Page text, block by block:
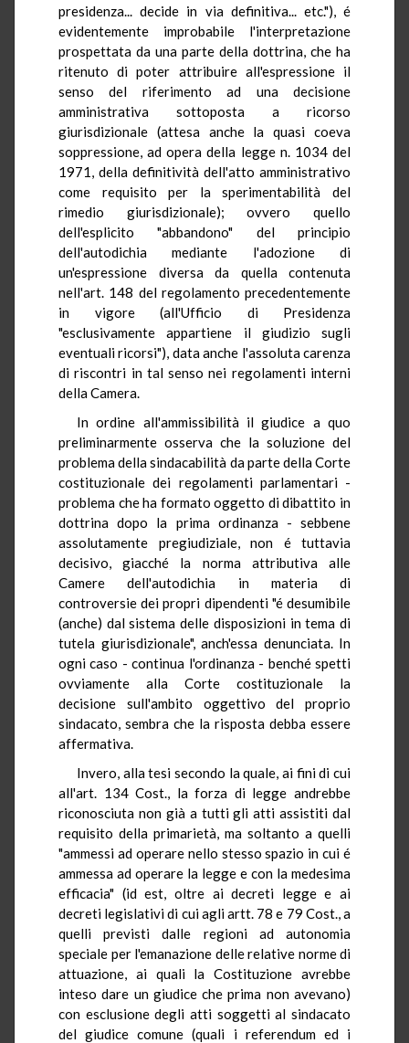
presidenza... decide in via definitiva... etc."), é
evidentemente improbabile l'interpretazione
prospettata da una parte della dottrina, che ha
ritenuto di poter attribuire all'espressione il
senso del riferimento ad una decisione
amministrativa sottoposta a ricorso
giurisdizionale (attesa anche la quasi coeva
soppressione, ad opera della legge n. 1034 del
1971, della definitività dell'atto amministrativo
come requisito per la sperimentabilità del
rimedio giurisdizionale); ovvero quello
dell'esplicito "abbandono" del principio
dell'autodichia mediante l'adozione di
un'espressione diversa da quella contenuta
nell'art. 148 del regolamento precedentemente
in vigore (all'Ufficio di Presidenza
"esclusivamente appartiene il giudizio sugli
eventuali ricorsi"), data anche l'assoluta carenza
di riscontri in tal senso nei regolamenti interni
della Camera.
In ordine all'ammissibilità il giudice a quo
preliminarmente osserva che la soluzione del
problema della sindacabilità da parte della Corte
costituzionale dei regolamenti parlamentari -
problema che ha formato oggetto di dibattito in
dottrina dopo la prima ordinanza - sebbene
assolutamente pregiudiziale, non é tuttavia
decisivo, giacché la norma attributiva alle
Camere dell'autodichia in materia di
controversie dei propri dipendenti "é desumibile
(anche) dal sistema delle disposizioni in tema di
tutela giurisdizionale", anch'essa denunciata. In
ogni caso - continua l'ordinanza - benché spetti
ovviamente alla Corte costituzionale la
decisione sull'ambito oggettivo del proprio
sindacato, sembra che la risposta debba essere
affermativa.
Invero, alla tesi secondo la quale, ai fini di cui
all'art. 134 Cost., la forza di legge andrebbe
riconosciuta non già a tutti gli atti assistiti dal
requisito della primarietà, ma soltanto a quelli
"ammessi ad operare nello stesso spazio in cui é
ammessa ad operare la legge e con la medesima
efficacia" (id est, oltre ai decreti legge e ai
decreti legislativi di cui agli artt. 78 e 79 Cost., a
quelli previsti dalle regioni ad autonomia
speciale per l'emanazione delle relative norme di
attuazione, ai quali la Costituzione avrebbe
inteso dare un giudice che prima non avevano)
con esclusione degli atti soggetti al sindacato
del giudice comune (quali i referendum ed i